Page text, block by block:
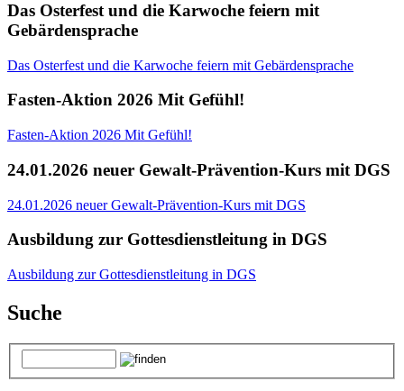
Das Osterfest und die Karwoche feiern mit
Gebärdensprache
Das Osterfest und die Karwoche feiern mit Gebärdensprache
Fasten-Aktion 2026 Mit Gefühl!
Fasten-Aktion 2026 Mit Gefühl!
24.01.2026 neuer Gewalt-Prävention-Kurs mit DGS
24.01.2026 neuer Gewalt-Prävention-Kurs mit DGS
Ausbildung zur Gottesdienstleitung in DGS
Ausbildung zur Gottesdienstleitung in DGS
Suche